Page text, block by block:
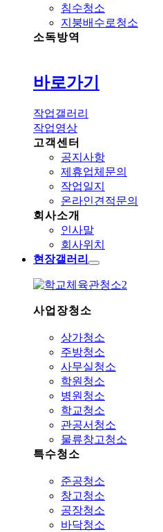
침수청소
지붕배수로청소
소독방역
바로가기
작업갤러리
작업영상
고객센터
공지사항
제휴업체문의
작업일지
온라인견적문의
회사소개
인사말
회사위치
현장갤러리
사업장청소
상가청소
주방청소
사무실청소
학원청소
병원청소
학교청소
관공서청소
물류창고청소
특수청소
준공청소
창고청소
공장청소
바닥청소